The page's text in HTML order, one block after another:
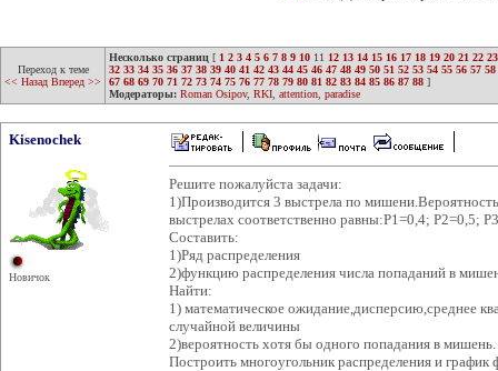
Переход к теме
<< Назад Вперед >>
Несколько страниц [ 1 2 3 4 5 6 7 8 9 10 11 12 13 14 15 16 17 18 19 20 21 22 23
32 33 34 35 36 37 38 39 40 41 42 43 44 45 46 47 48 49 50 51 52 53 54 55 56 57 58
67 68 69 70 71 72 73 74 75 76 77 78 79 80 81 82 83 84 85 86 87 88 ]
Модераторы: Roman Osipov, RKI attention paradise
Kisenochek
Новичок
Решите пожалуйста задачи:
1)Производится 3 выстрела по
выстрелах соответственно равны:Р1=0,4; Р2=0,5;
Составить:
1)Ряд распределения
2)функцию распределения числа попаданий в
Найти:
1) математическое ожидание,дисперсию,среднее
случайной величины
2)вероятность хотя бы одного попадания в мишень.
Построить многоугольник распределения и график